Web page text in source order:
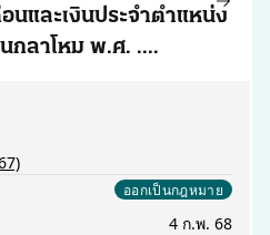
และเงินประจำตำแหน่ง
กลาโหม พ.ศ. ....
ออกเป็นกฎหมาย
4 ก.พ. 68